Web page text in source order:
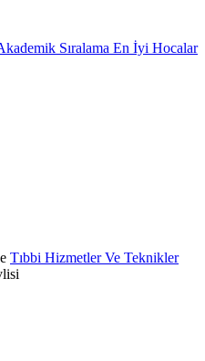
Sıralama En İyi Hocalar
Tıbbi Hizmetler Ve Teknikler